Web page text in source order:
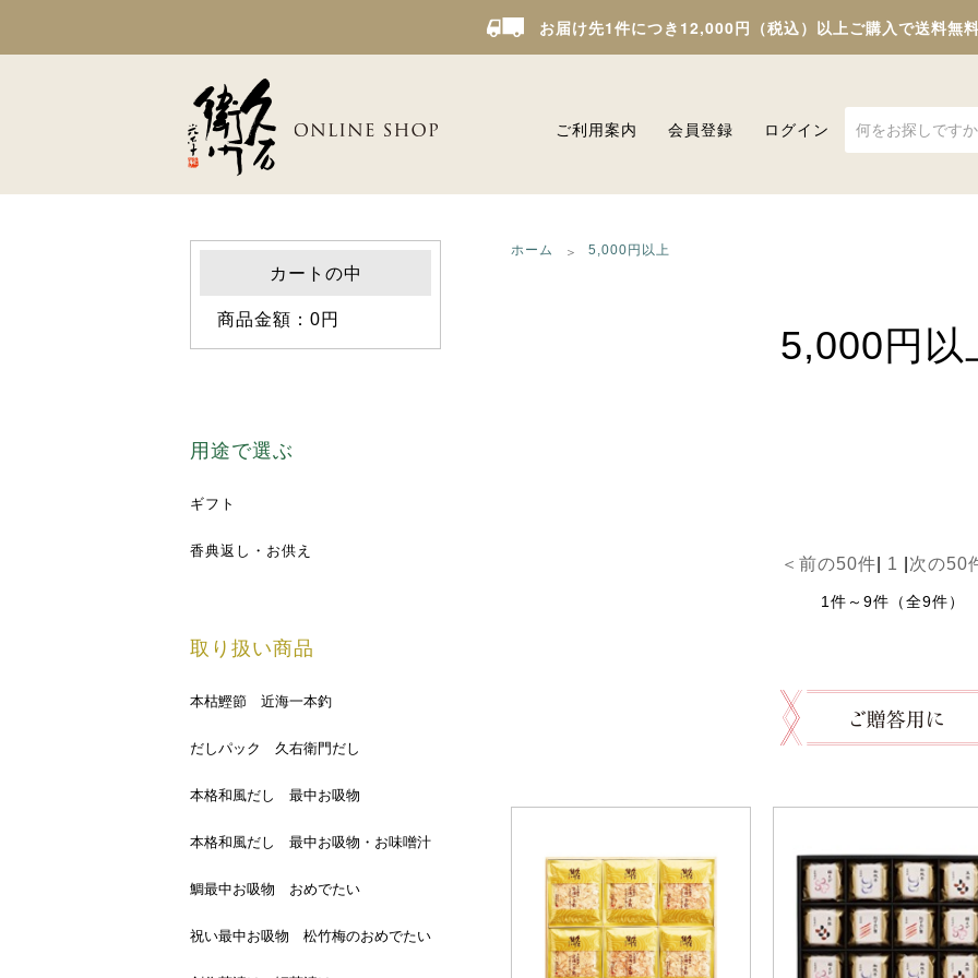
お届け先1件につき12,000円（税込）以上ご購入で送料無
ご利用案内 会員登録 ログイン
カートの中
商品金額：0円
用途で選ぶ
ギフト
香典返し・お供え
取り扱い商品
本枯鰹節 近海一本釣
だしパック 久右衛門だし
本格和風だし 最中お吸物
本格和風だし 最中お吸物・お味噌汁
鯛最中お吸物 おめでたい
祝い最中お吸物 松竹梅のおめでたい
ホーム 5,000円以上
5,000円以
＜前の50件 1 次の50
1件～9件（全9件）